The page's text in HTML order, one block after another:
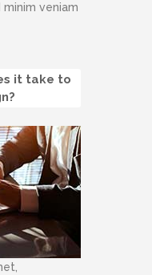
veniam
it take to